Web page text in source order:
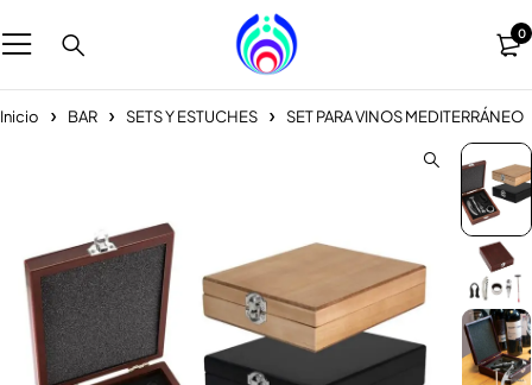
0
Inicio BAR SETS Y ESTUCHES SET PARA VINOS MEDITERRÁNEO